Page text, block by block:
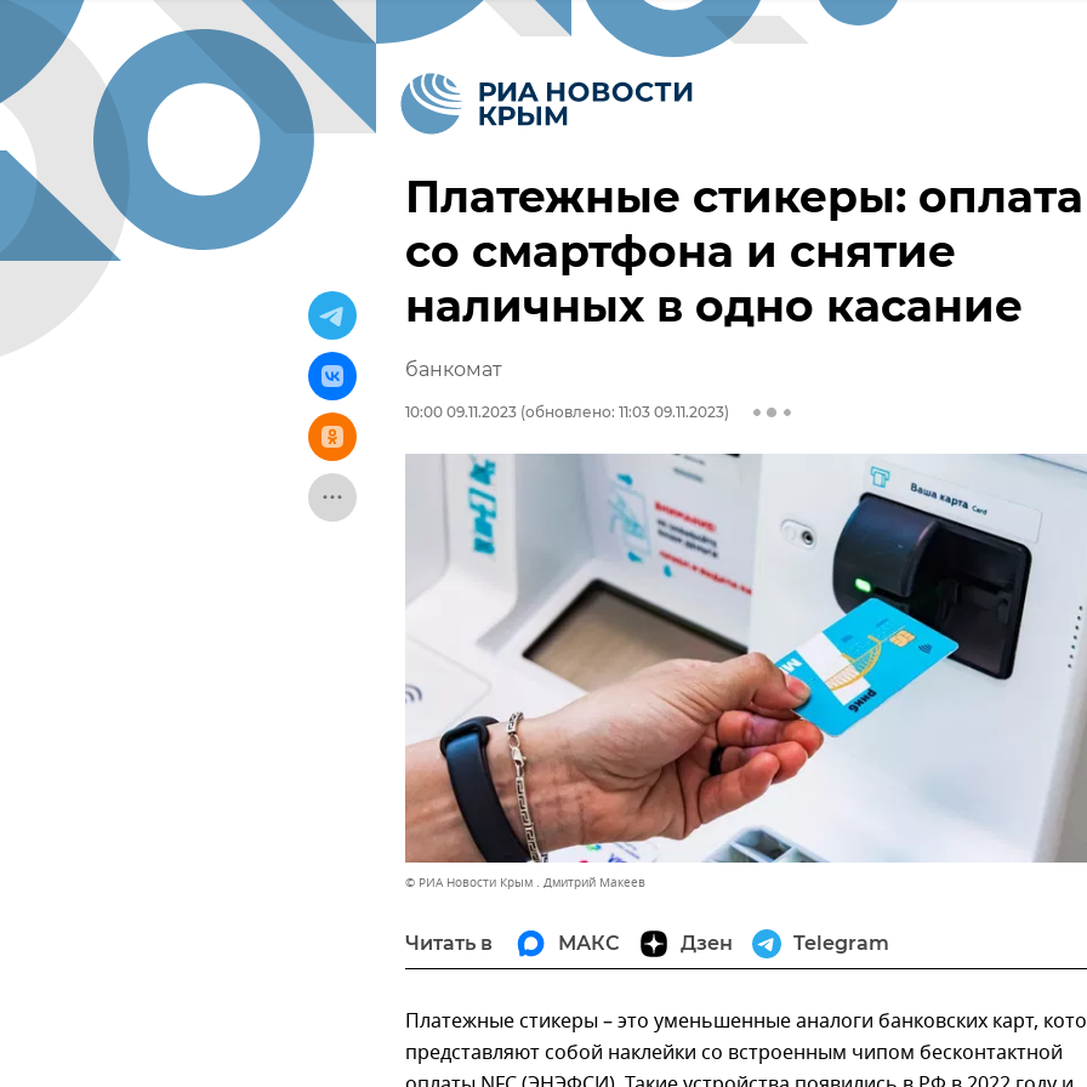
Платежные стикеры: оплата
со смартфона и снятие
наличных в одно касание
банкомат
10:00 09.11.2023 (обновлено: 11:03 09.11.2023)
© РИА Новости Крым . Дмитрий Макеев
Читать в МАКС Дзен Telegram
Платежные стикеры – это уменьшенные аналоги банковских карт,
представляют собой наклейки со встроенным чипом бесконтактной